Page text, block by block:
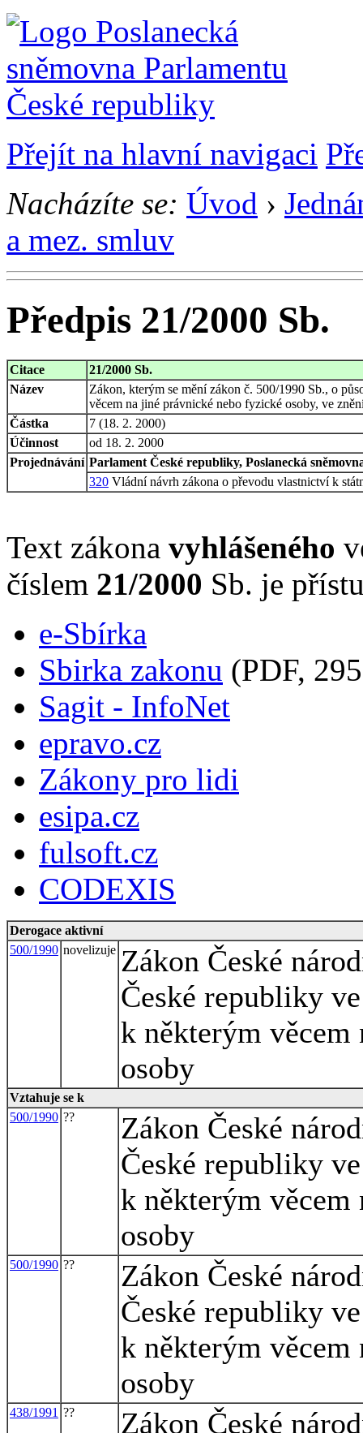
Přejít na hlavní navigaci
Nacházíte se: Úvod ›
a mez. smluv
Předpis 21/2000 Sb.
Citace
21/2000 Sb.
Název
Zákon, kterým se mění zákon č. 500/1990 Sb., o
věcem na jiné právnické nebo fyzické osoby, ve
Částka
7 (18. 2. 2000)
Účinnost
od 18. 2. 2000
Projednávání Parlament České republiky, Poslanecká
320 Vládní návrh zákona o převodu vlastnictví k
Text zákona vyhlášeného
číslem 21/2000 Sb. je
e-Sbírka
Sbirka zakonu (PDF,
Sagit - InfoNet
epravo.cz
Zákony pro lidi
esipa.cz
fulsoft.cz
CODEXIS
Derogace aktivní
500/1990 novelizuje Zákon České
České republiky
k některým
osoby
Vztahuje se k
500/1990 ??
Zákon České
České republiky
k některým
osoby
500/1990 ??
Zákon České
České republiky
k některým
osoby
438/1991 ??
Zákon České